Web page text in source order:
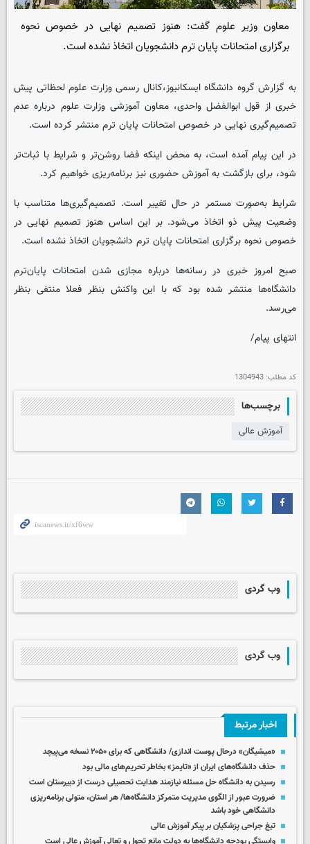
معاون وزیر علوم گفت: هنوز تصمیم نهایی در خصوص نحوه
برگزاری امتحانات پایان ترم دانشجویان اتخاذ نشده است.
به گزارش گروه دانشگاه ایسکانیوز،کانال رسمی وزارت علوم لحظاتی پیش
خبری از قول ابوالفضل واحدی، معاون آموزشی وزارت علوم درباره عدم
تصمیم‌گیری نهایی در خصوص امتحانات پایان ترم منتشر کرده است.
در این پیام آمده است، به محض اینکه فضا روشن‌تر و شرایط با ثبات‌تر
شود، برای بازگشت به آموزش حضوری نیز برنامه‌ریزی خواهیم کرد.
شرایط به‌صورت مستمر در حال تغییر است. تصمیم‌گیری‌ها متناسب با
وضعیت پیش ذو اتخاذ می‌شود. بر این اساس هنوز تصمیم نهایی در
خصوص نحوه برگزاری امتحانات پایان ترم دانشجویان اتخاذ نشده است.
صبح امروز خبری در رسانه‌ها درباره مجازی شدن امتحانات پایان‌ترم
دانشگاه‌ها منتشر شده بود که با این واکنش بنظر فعلا منتفی بنظر
می‌رسد.
انتهای پیام/
کد مطلب: 1304943
برچسب‌ها
آموزش عالی
وب گردی
وب گردی
اخبار مرتبط
«میشیگان» درحال پوست اندازی/ دانشگاهی که برای ۲۰۵۰ نسخه می‌پیچد
حذف دانشگاه‌های ایران از «تایمز» بخاطر تحریم‌های مالی بود
رسیدن به دانشگاه حل مسئله نیازمند هدایت تحصیلی درست از دبیرستان است
ضرورت عبور از الگوی مدیریت متمرکز دانشگاه‌ها/ هر استان، متولی برنامه‌ریزی
دانشگاهی خود باشد
تیغ جراحی پزشکیان بر پیکر آموزش عالی
وابستگی بودجه‌ دانشگاه‌ها به دولت مانع تحول و تعالی آموزش عالی است